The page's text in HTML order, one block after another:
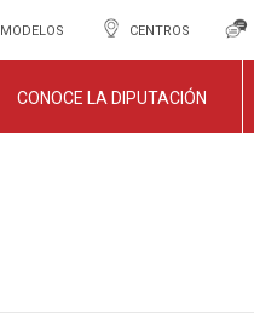
MODELOS CENTROS
CONOCE LA DIPUTACIÓN